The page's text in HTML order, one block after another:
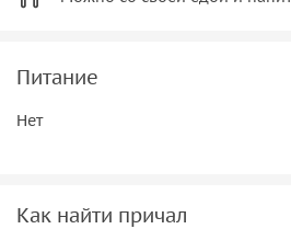
Питание
Нет
Как найти причал